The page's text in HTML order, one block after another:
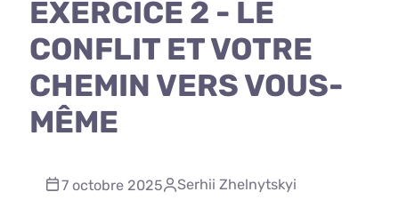
EXERCICE 2 - LE
CONFLIT ET VOTRE
CHEMIN VERS VOUS-
MÊME
7 octobre 2025 Serhii Zhelnytskyi